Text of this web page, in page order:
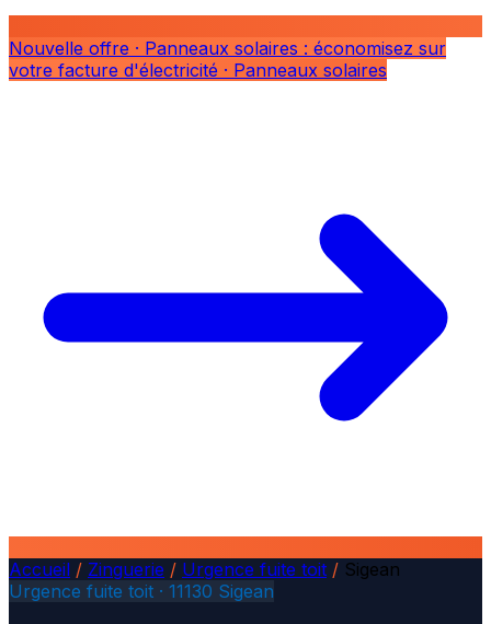
Nouvelle offre · Panneaux solaires : économisez sur
votre facture d'électricité · Panneaux solaires
Accueil / Zinguerie / Urgence fuite toit / Sigean
Urgence fuite toit · 11130 Sigean